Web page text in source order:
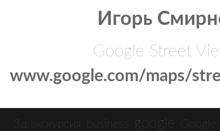
Игорь
Google Street
www.google.com/maps/
3д экскурсия business google Google